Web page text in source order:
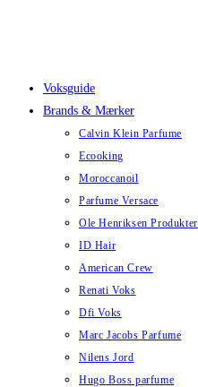
Voksguide
Brands & Mærker
Calvin Klein Parfume
Ecooking
Moroccanoil
Parfume Versace
Ole Henriksen Produkter
ID Hair
American Crew
Renati Voks
Dfi Voks
Marc Jacobs Parfume
Nilens Jord
Hugo Boss parfume